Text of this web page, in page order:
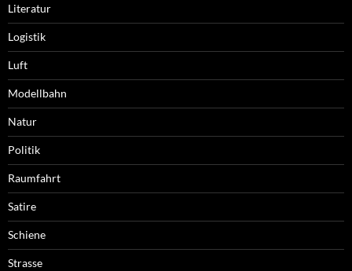
Literatur
Logistik
Luft
Modellbahn
Natur
Politik
Raumfahrt
Satire
Schiene
Strasse